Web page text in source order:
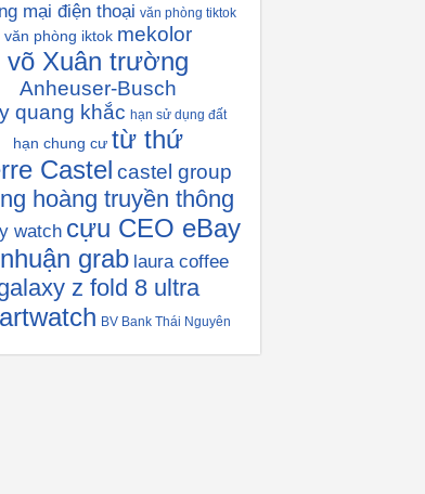
mại điện thoại văn phòng tiktok
văn phòng iktok mekolor
võ Xuân trường
Anheuser-Busch
quang khắc hạn sử dụng đất
hạn chung cư từ thứ
Castel castel group
hoàng truyền thông
watch cựu CEO eBay
grab laura coffee
z fold 8 ultra
BV Bank Thái Nguyên